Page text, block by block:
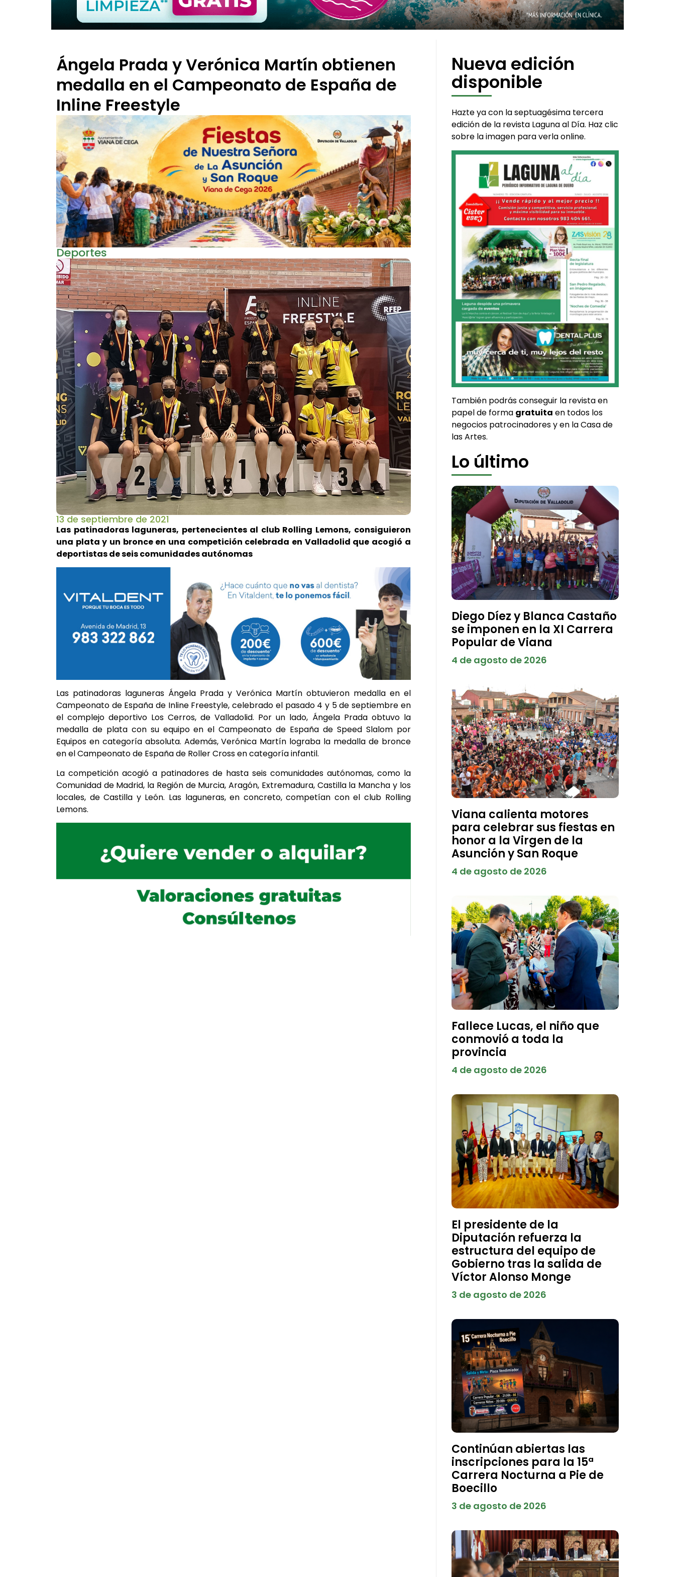
Ángela Prada y Verónica Martín obtienen
medalla en el Campeonato de España de
Inline Freestyle
Deportes
13 de septiembre de 2021
Las patinadoras laguneras, pertenecientes al club Rolling Lemons, consiguieron
una plata y un bronce en una competición celebrada en Valladolid que acogió a
deportistas de seis comunidades autónomas
Las patinadoras laguneras Ángela Prada y Verónica Martín obtuvieron medalla en el
Campeonato de España de Inline Freestyle, celebrado el pasado 4 y 5 de septiembre en
el complejo deportivo Los Cerros, de Valladolid. Por un lado, Ángela Prada obtuvo la
medalla de plata con su equipo en el Campeonato de España de Speed Slalom por
Equipos en categoría absoluta. Además, Verónica Martín lograba la medalla de bronce
en el Campeonato de España de Roller Cross en categoría infantil.
La competición acogió a patinadores de hasta seis comunidades autónomas, como la
Comunidad de Madrid, la Región de Murcia, Aragón, Extremadura, Castilla la Mancha y los
locales, de Castilla y León. Las laguneras, en concreto, competían con el club Rolling
Lemons.
Nueva edición
disponible
Hazte ya con la septuagésima tercera
edición de la revista Laguna al Día. Haz clic
sobre la imagen para verla online.
También podrás conseguir la revista en
papel de forma gratuita en todos los
negocios patrocinadores y en la Casa de
las Artes.
Lo último
Diego Díez y Blanca Castaño
se imponen en la XI Carrera
Popular de Viana
4 de agosto de 2026
Viana calienta motores
para celebrar sus fiestas en
honor a la Virgen de la
Asunción y San Roque
4 de agosto de 2026
Fallece Lucas, el niño que
conmovió a toda la
provincia
4 de agosto de 2026
El presidente de la
Diputación refuerza la
estructura del equipo de
Gobierno tras la salida de
Víctor Alonso Monge
3 de agosto de 2026
Continúan abiertas las
inscripciones para la 15ª
Carrera Nocturna a Pie de
Boecillo
3 de agosto de 2026